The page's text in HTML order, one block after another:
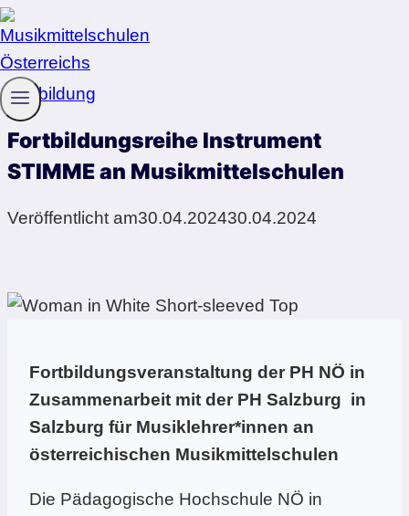
Zum
Inhalt
springen
Fortbildung
Fortbildungsreihe Instrument
STIMME an Musikmittelschulen
Veröffentlicht am30.04.202430.04.2024
Fortbildungsveranstaltung der PH NÖ in
Zusammenarbeit mit der PH Salzburg in
Salzburg für Musiklehrer*innen an
österreichischen Musikmittelschulen
Die Pädagogische Hochschule NÖ in